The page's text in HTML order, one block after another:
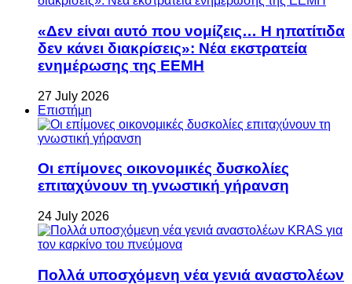
«Δεν είναι αυτό που νομίζεις… Η ηπατίτιδα
δεν κάνει διακρίσεις»: Νέα εκστρατεία
ενημέρωσης της ΕΕΜΗ
27 July 2026
Επιστήμη
Οι επίμονες οικονομικές δυσκολίες
επιταχύνουν τη γνωστική γήρανση
24 July 2026
Πολλά υποσχόμενη νέα γενιά αναστολέων